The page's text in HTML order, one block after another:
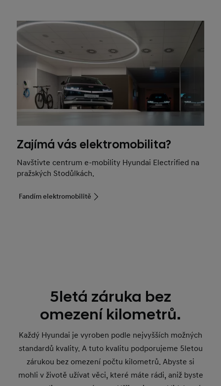
Zajímá vás elektromobilita?
Navštivte centrum e-mobility Hyundai Electrified na
pražských Stodůlkách.
Fandím elektromobilitě
5letá záruka bez
omezení kilometrů.
Každý Hyundai je vyroben podle nejvyšších možných
standardů kvality. A tuto kvalitu podporujeme 5letou
zárukou bez omezení počtu kilometrů. Abyste si
mohli v životě užívat věci, které máte rádi, aniž byste